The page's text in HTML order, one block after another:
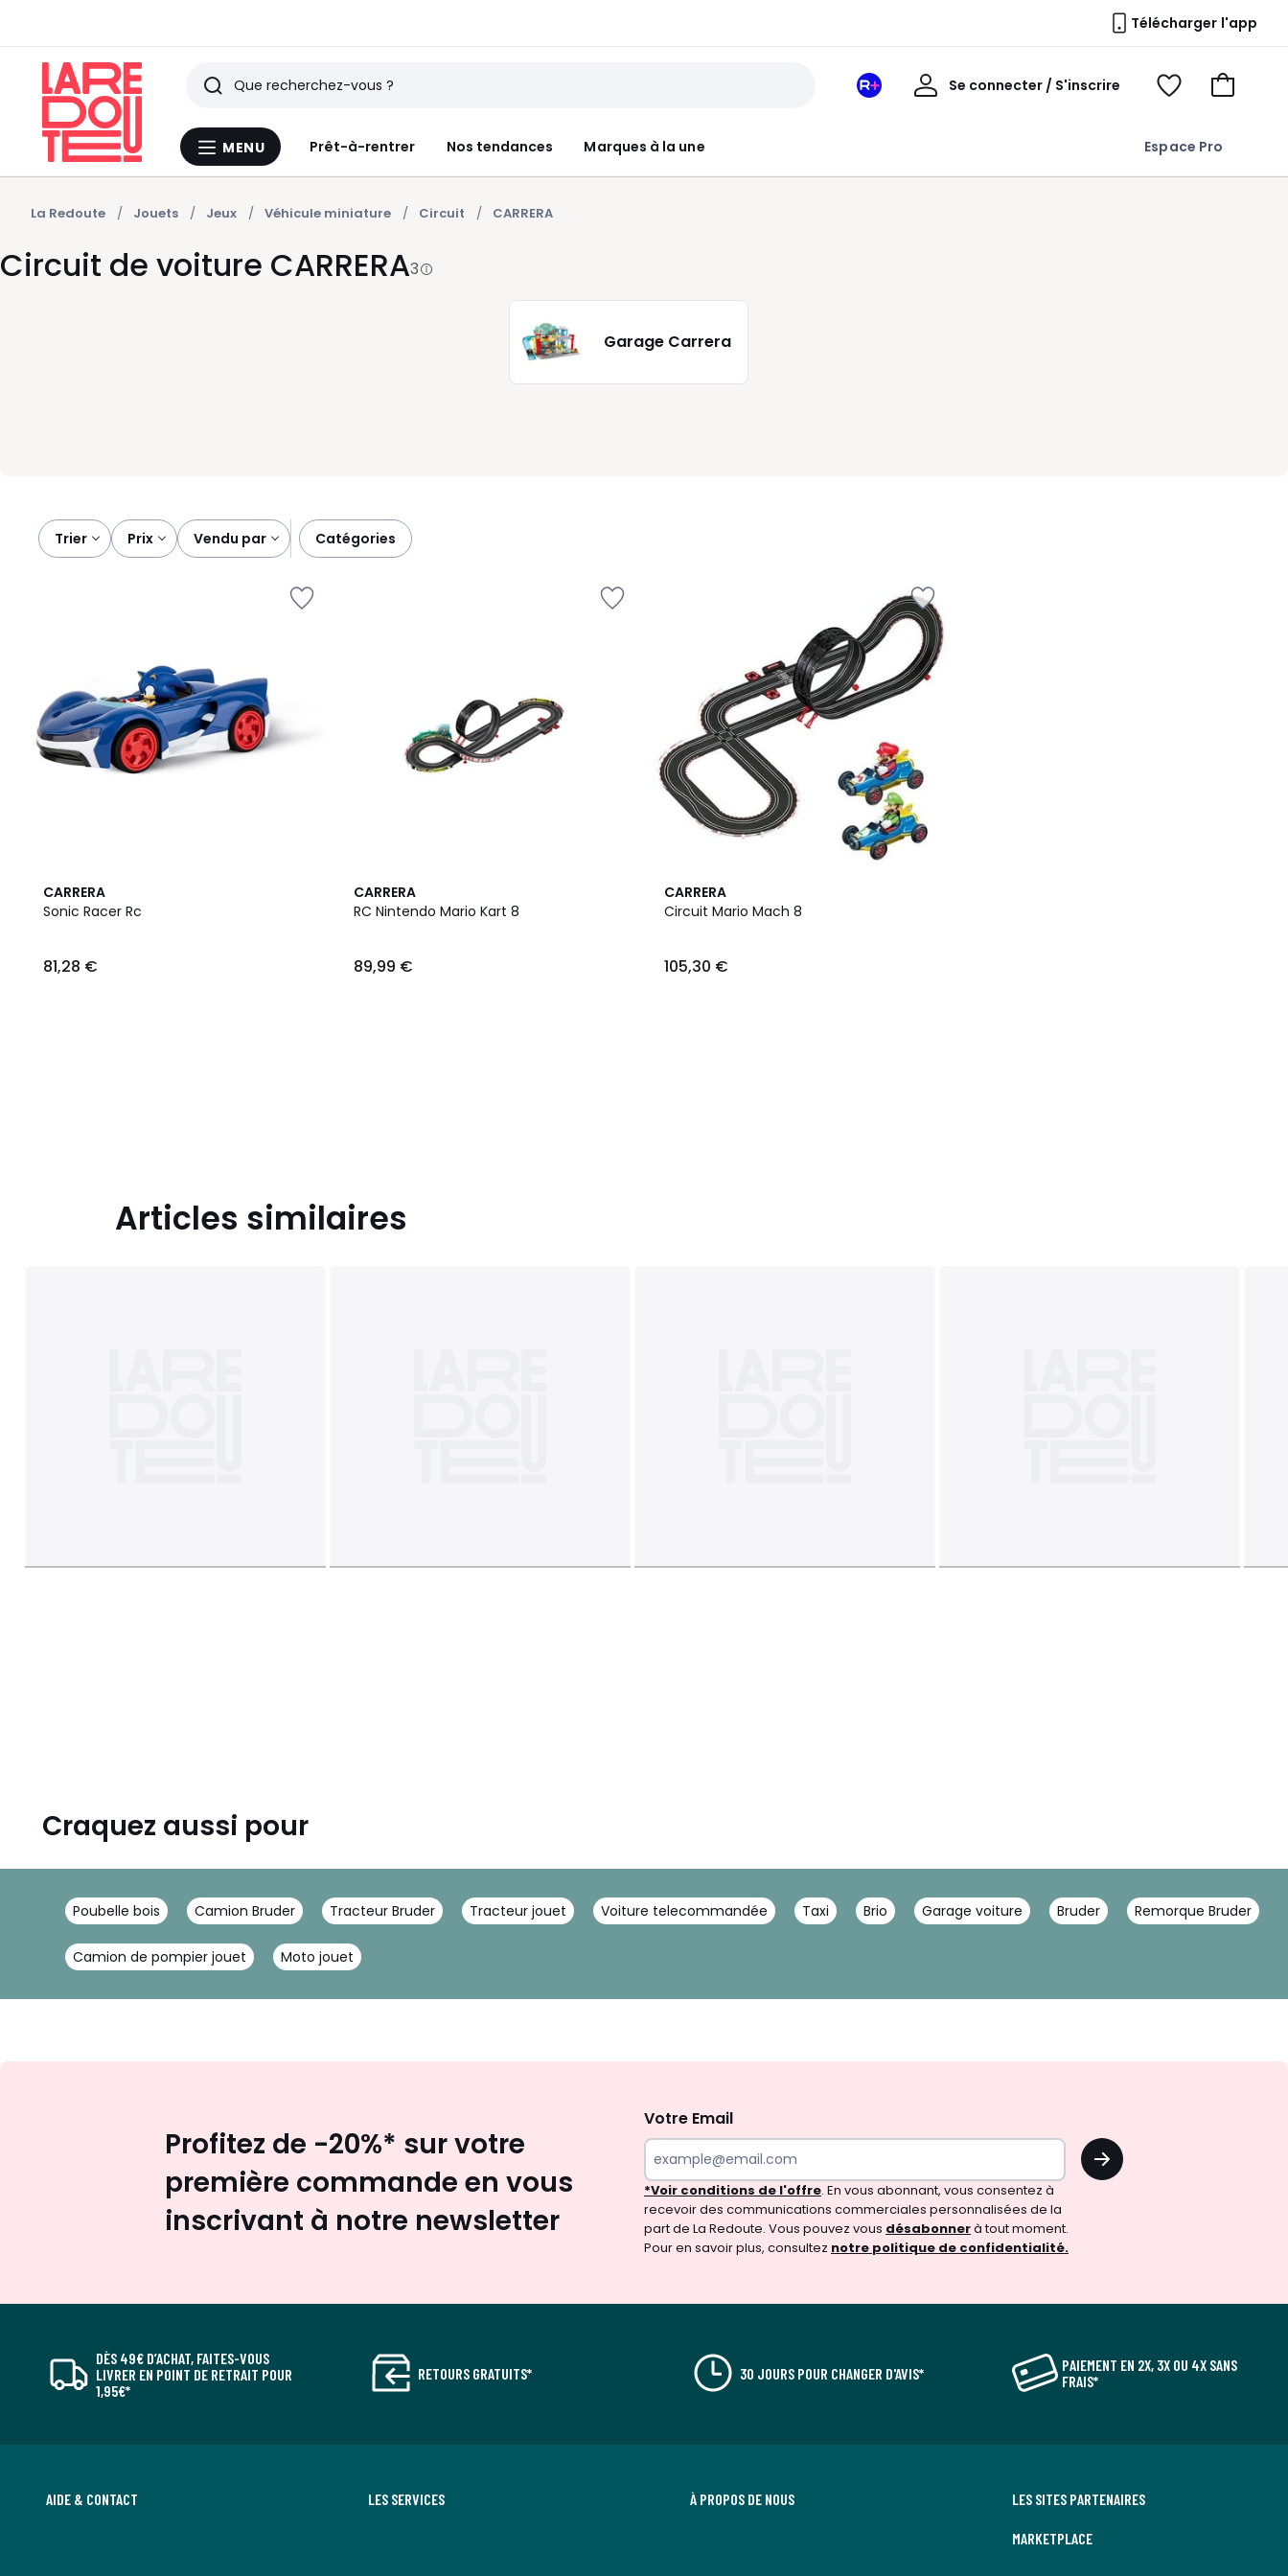
Télécharger l'app
Menu
MENU Prêt-à-rentrer Nos tendances Marques à la une Espace Pro
Rechercher
Derniers
articles
vus
Mon
Se connecter / S'inscrire
Mon
Voir
Voir
La Redoute Jouets Jeux Véhicule miniature Circuit CARRERA
Circuit de voiture CARRERA3
Garage Carrera
Trier prix vendu par catégories
CARRERA
Sonic Racer Rc
€.
81,28 €
CARRERA
RC Nintendo Mario Kart 8
89,99 €
CARRERA
Circuit Mario Mach 8
105,30 €
Articles similaires
Craquez aussi pour
Poubelle bois Camion Bruder Tracteur Bruder Tracteur jouet Voiture telecommandée Taxi Brio Garage voiture Bruder Remorque Bruder
Camion de pompier jouet Moto jouet
Profitez de -20%* sur votre
première commande en vous
inscrivant à notre newsletter
Votre Email
OK
*Voir conditions de l'offre. En vous abonnant, vous consentez à
recevoir des communications commerciales personnalisées de la
part de La Redoute. Vous pouvez vous désabonnerà tout moment.
Pour en savoir plus, consultez notre politique de confidentialité.
DÈS 49€ D’ACHAT, FAITES-VOUS
LIVRER EN POINT DE RETRAIT POUR
1,95€*
RETOURS GRATUITS* 30 JOURS POUR CHANGER D'AVIS*
PAIEMENT EN 2X, 3X OU 4X SANS
FRAIS*
AIDE & CONTACT LES SERVICES À PROPOS DE NOUS LES SITES PARTENAIRES
MARKETPLACE